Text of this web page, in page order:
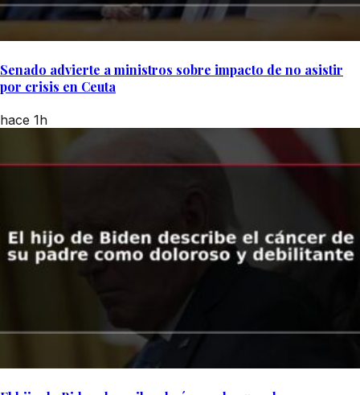
Senado advierte a ministros sobre impacto de no asistir
por crisis en Ceuta
hace 1h